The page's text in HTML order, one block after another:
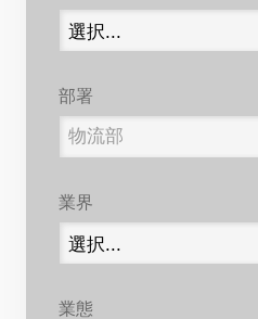
部署
業界
業態